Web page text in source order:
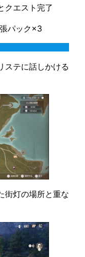
クエスト完了
パック×3
ステに話しかける
街灯の場所と重な